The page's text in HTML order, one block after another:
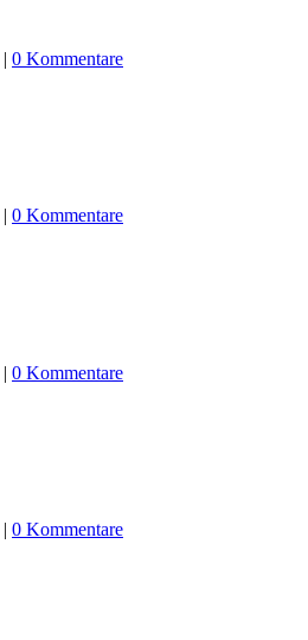
| 0 Kommentare
| 0 Kommentare
| 0 Kommentare
| 0 Kommentare